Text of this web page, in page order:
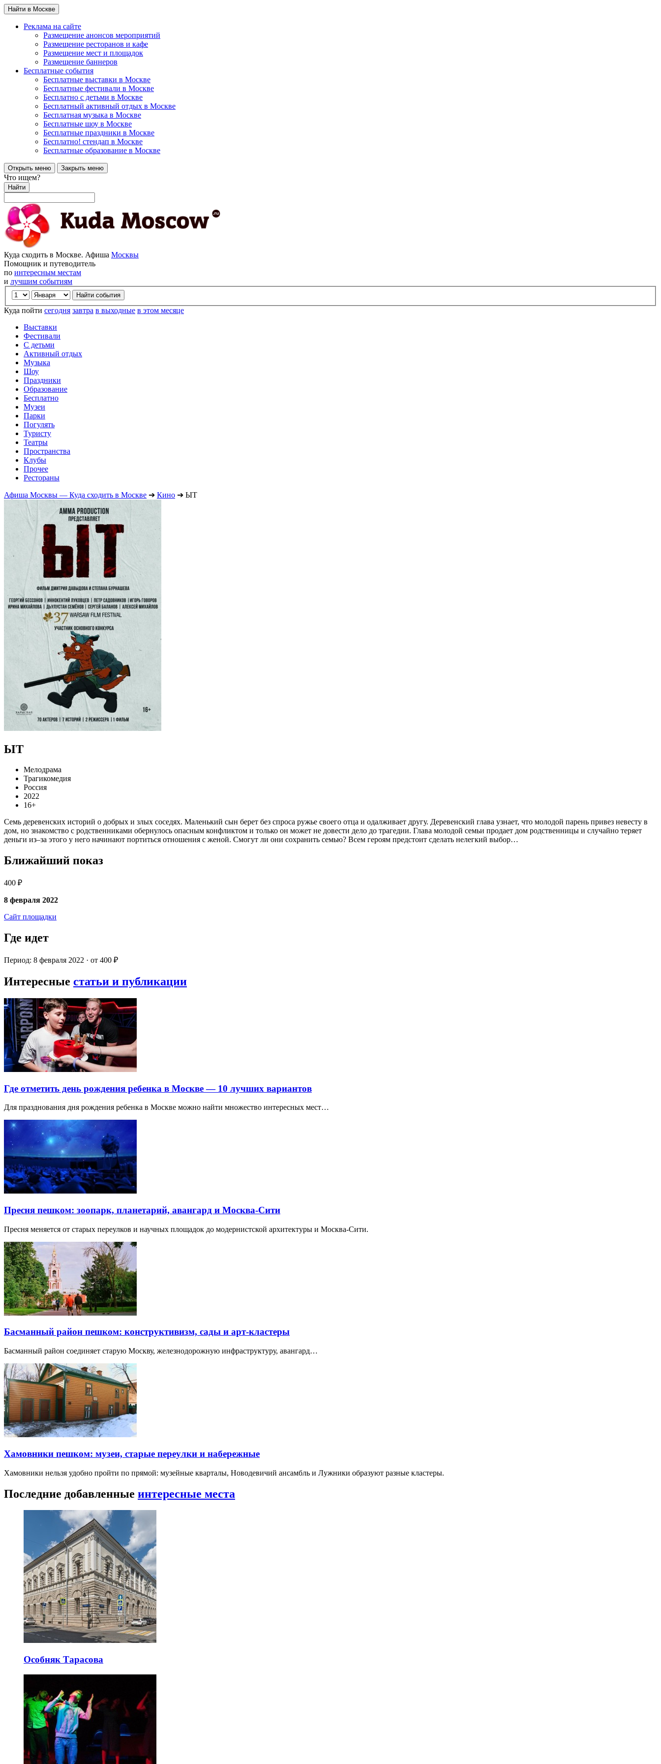
Найти в Москве
Реклама на сайте
Размещение анонсов мероприятий
Размещение ресторанов и кафе
Размещение мест и площадок
Размещение баннеров
Бесплатные события
Бесплатные выставки в Москве
Бесплатные фестивали в Москве
Бесплатно с детьми в Москве
Бесплатный активный отдых в Москве
Бесплатная музыка в Москве
Бесплатные шоу в Москве
Бесплатные праздники в Москве
Бесплатно! стендап в Москве
Бесплатные образование в Москве
Открыть меню Закрыть меню
Что ищем?
Найти
Куда сходить в Москве. Афиша Москвы
Помощник и путеводитель
по интересным местам
и лучшим событиям
Куда пойти сегодня завтра в выходные в этом месяце
Выставки
Фестивали
С детьми
Активный отдых
Музыка
Шоу
Праздники
Образование
Бесплатно
Музеи
Парки
Погулять
Туристу
Театры
Пространства
Клубы
Прочее
Рестораны
Афиша Москвы — Куда сходить в Москве ➔ Кино ➔ ЫТ
ЫТ
Мелодрама
Трагикомедия
Россия
2022
16+
Семь деревенских историй о добрых и злых соседях. Маленький сын берет без спроса ружье своего отца и одалживает другу. Деревенский глава узнает, что молодой парень привез невесту в
дом, но знакомство с родственниками обернулось опасным конфликтом и только он может не довести дело до трагедии. Глава молодой семьи продает дом родственницы и случайно теряет
деньги из–за этого у него начинают портиться отношения с женой. Смогут ли они сохранить семью? Всем героям предстоит сделать нелегкий выбор…
Ближайший показ
400 ₽
8 февраля 2022
Сайт площадки
Где идет
Период: 8 февраля 2022 · от 400 ₽
Интересные статьи и публикации
Где отметить день рождения ребенка в Москве — 10 лучших вариантов
Для празднования дня рождения ребенка в Москве можно найти множество интересных мест…
Пресня пешком: зоопарк, планетарий, авангард и Москва-Сити
Пресня меняется от старых переулков и научных площадок до модернистской архитектуры и Москва-Сити.
Басманный район пешком: конструктивизм, сады и арт-кластеры
Басманный район соединяет старую Москву, железнодорожную инфраструктуру, авангард…
Хамовники пешком: музеи, старые переулки и набережные
Хамовники нельзя удобно пройти по прямой: музейные кварталы, Новодевичий ансамбль и Лужники образуют разные кластеры.
Последние добавленные интересные места
Особняк Тарасова